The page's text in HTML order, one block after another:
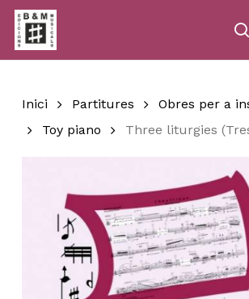
Skip
main
content
Inici Partitures
Obres per a
Toy piano
Three liturgies